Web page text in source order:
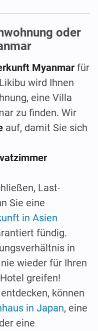
oder
Myanmar für
wird Ihnen
eine Villa
zu finden. Wir
auf, damit Sie sich
Last-
Sie eine
in Asien
fündig.
in
wieder für Ihren
greifen!
können
in Japan, eine
eine